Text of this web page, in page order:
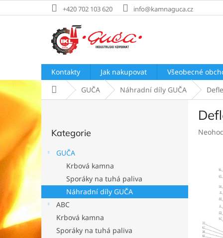
na
+420 702 103 620 info@kamnaguca.cz
Kontakty Jak nakupovat
Všeobecné
Domů GUČA Náhradní díly GUČA
P
o
s
t
r
a
n
kategorie
Kategorie
GUČA
Krbová kamna
Sporáky na tuhá paliva
Náhradní díly GUČA
ABC
Krbová kamna
Sporáky na tuhá paliva